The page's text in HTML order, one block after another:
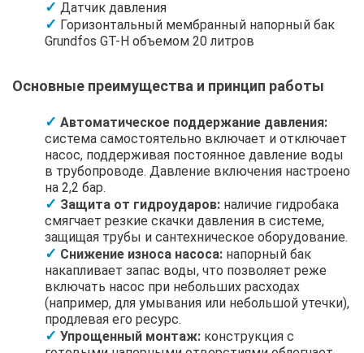
Датчик давления
Горизонтальный мембранный напорный бак
Grundfos GT-H объемом 20 литров
Основные преимущества и принцип работы
Автоматическое поддержание давления:
система самостоятельно включает и отключает
насос, поддерживая постоянное давление воды
в трубопроводе. Давление включения настроено
на 2,2 бар.
Защита от гидроударов: наличие гидробака
смягчает резкие скачки давления в системе,
защищая трубы и сантехническое оборудование.
Снижение износа насоса: напорный бак
накапливает запас воды, что позволяет реже
включать насос при небольших расходах
(например, для умывания или небольшой утечки),
продлевая его ресурс.
Упрощенный монтаж: конструкция с